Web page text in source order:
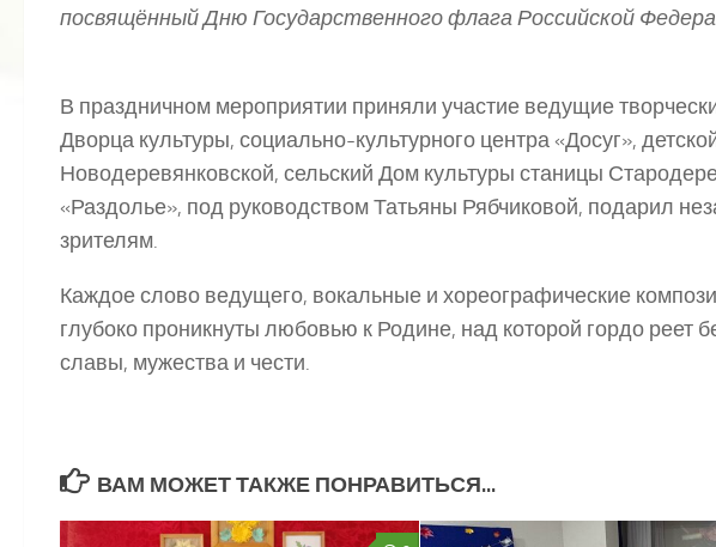
посвящённый Дню Государственного флага Российской
В праздничном мероприятии приняли участие ведущие
Дворца культуры, социально-культурного центра «Досуг»,
Новодеревянковской, сельский Дом культуры станицы
«Раздолье», под руководством Татьяны Рябчиковой, подарил
зрителям.
Каждое слово ведущего, вокальные и хореографические
глубоко проникнуты любовью к Родине, над которой гордо реет
славы, мужества и чести.
ВАМ МОЖЕТ ТАКЖЕ ПОНРАВИТЬСЯ...